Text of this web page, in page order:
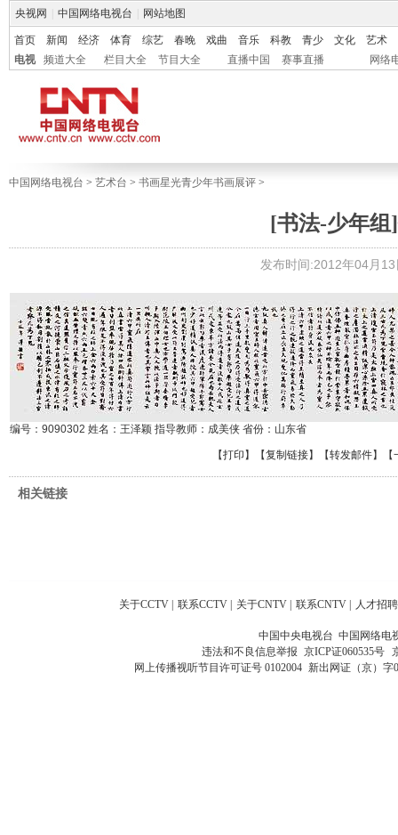
央视网 中国网络电视台 网站地图
首页 新闻 经济 体育 综艺 春晚 戏曲 音乐 科教 青少 文化
艺术
电视
频道大全 栏目大全 节目大全 直播中国 赛事直播 网络
中国网络电视台 > 艺术台 > 书画星光青少年书画展评 >
[书法-少年组
发布时间:2012年04月
编号：9090302 姓名：王泽颖 指导教师：成美侠 省份：山东省
【打印 】【复制链接】【转发邮件】
相关链接
关于CCTV 联系CCTV 关于CNTV 联系CNTV 人才招聘
中国中央电视台 中国网络电
违法和不良信息举报 京ICP证060535号
网上传播视听节目许可证号 0102004 新出网证（京）